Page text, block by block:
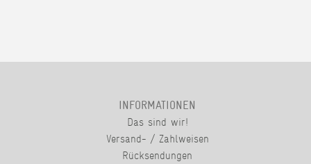
INFORMATIONEN
Das sind wir!
Versand- / Zahlweisen
Rücksendungen